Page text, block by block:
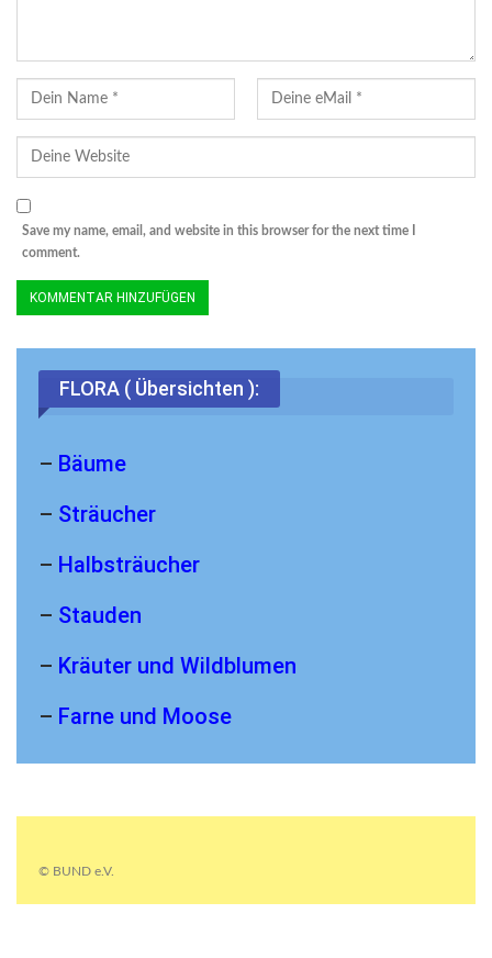
Save my name, email, and website in this browser for the next time I
comment.
FLORA ( Übersichten ):
– Bäume
– Sträucher
– Halbsträucher
– Stauden
– Kräuter und Wildblumen
– Farne und Moose
© BUND e.V.